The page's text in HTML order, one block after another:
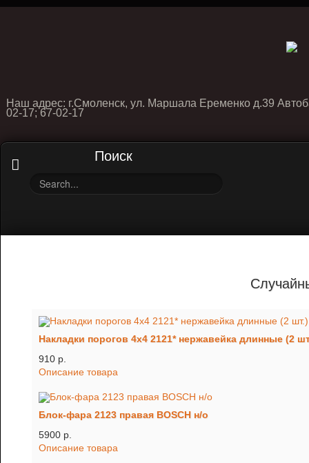
Наш адрес: г.Смоленск, ул. Маршала Еременко д.39
02-17; 67-02-17
Поиск
Накладки порогов 4х4 2121* нержавейка длинные (2
910 p.
Описание товара
Блок-фара 2123 правая BOSCH н/о
5900 p.
Описание товара